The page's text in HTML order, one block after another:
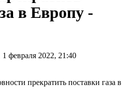
в Европу -
февраля 2022, 21:40